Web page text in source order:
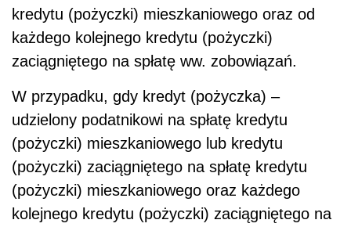
kredytu (pożyczki) mieszkaniowego oraz od
każdego kolejnego kredytu (pożyczki)
zaciągniętego na spłatę ww. zobowiązań.
W przypadku, gdy kredyt (pożyczka) –
udzielony podatnikowi na spłatę kredytu
(pożyczki) mieszkaniowego lub kredytu
(pożyczki) zaciągniętego na spłatę kredytu
(pożyczki) mieszkaniowego oraz każdego
kolejnego kredytu (pożyczki) zaciągniętego na